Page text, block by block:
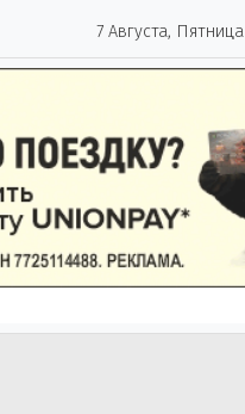
7 Августа, Пятница